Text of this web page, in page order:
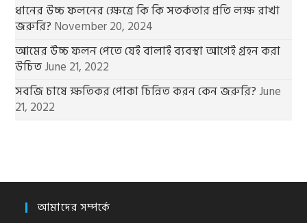
ধানের উচ্চ ফলনের ক্ষেত্রে কি কি সতর্কতার প্রতি লক্ষ রাখা
জরুরি? November 20, 2024
আমের উচ্চ ফলন পেতে যেই বালাই ব্যবস্থা আগেই গ্রহন করা
উচিতJune 21, 2022
সবজি চাষে ক্ষতিকর পোকা চিন্নিত করন কেন জরুরি?June
21, 2022
আমাদের সম্পর্কে